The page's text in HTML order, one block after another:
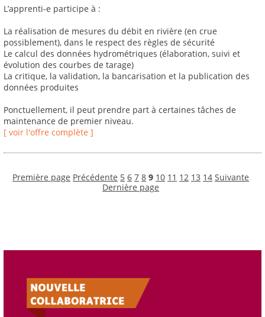
L’apprenti-e participe à :
La réalisation de mesures du débit en rivière (en crue
possiblement), dans le respect des règles de sécurité
Le calcul des données hydrométriques (élaboration, suivi et
évolution des courbes de tarage)
La critique, la validation, la bancarisation et la publication des
données produites
Ponctuellement, il peut prendre part à certaines tâches de
maintenance de premier niveau.
[ voir l'offre complète ]
Première page Précédente 5 6 7 8 9 10 11 12 13 14 Suivante
Dernière page